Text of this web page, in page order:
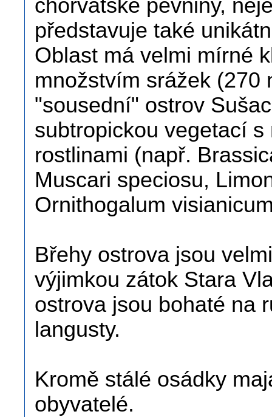
chorvatské pevniny,
představuje také
Oblast má velmi mírné
množstvím srážek (270
"sousední" ostrov
subtropickou vegetací
rostlinami (např.
Muscari speciosu,
Ornithogalum
Břehy ostrova jsou
výjimkou zátok Stara
ostrova jsou bohaté na
langusty.
Kromě stálé osádky
obyvatelé.